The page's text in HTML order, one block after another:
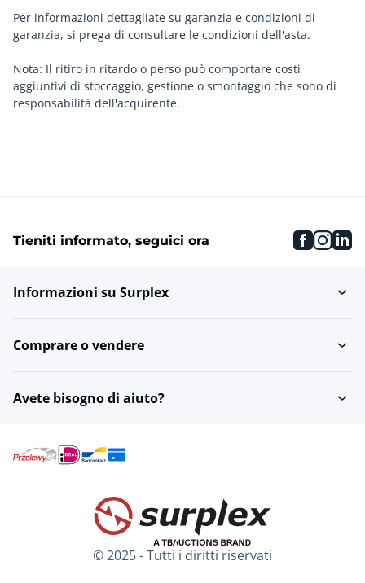
Per informazioni dettagliate su garanzia e condizioni di
garanzia, si prega di consultare le condizioni dell'asta.
Nota: Il ritiro in ritardo o perso può comportare costi
aggiuntivi di stoccaggio, gestione o smontaggio che sono di
responsabilità dell'acquirente.
Tieniti informato, seguici ora
Informazioni su Surplex
Comprare o vendere
Avete bisogno di aiuto?
© 2025 - Tutti i diritti riservati